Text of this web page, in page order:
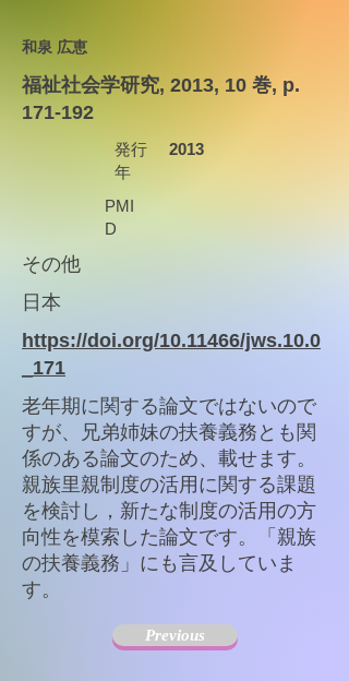
和泉 広恵
福祉社会学研究, 2013, 10 巻, p.
171-192
発行
年
2013
PMI
D
その他
日本
https://doi.org/10.11466/jws.10.0
_171
老年期に関する論文ではないので
すが、兄弟姉妹の扶養義務とも関
係のある論文のため、載せます。
親族里親制度の活用に関する課題
を検討し，新たな制度の活用の方
向性を模索した論文です。「親族
の扶養義務」にも言及していま
す。
Previous